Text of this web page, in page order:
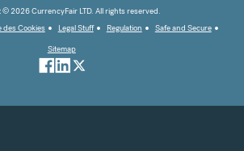
2026 CurrencyFair LTD. All rights reserved.
des Cookies Legal Stuff Regulation
Safe and Secure
Sitemap